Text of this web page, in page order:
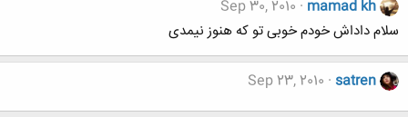
mamad kh
Sep 30, 2010
سلام داداش خودم خوبی تو که هنوز نیمدی
satren
Sep 23, 2010